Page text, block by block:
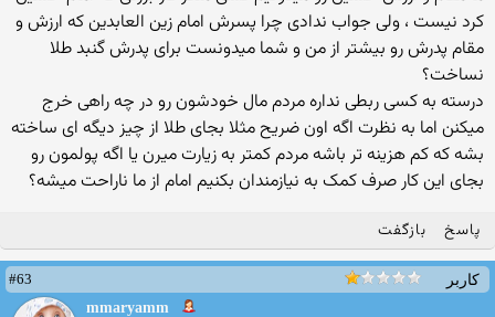
کرد نیست ، ولی جواب ندادی چرا پسرش امام زین العابدین که ارزش و
مقام پدرش رو بیشتر از من و شما میدونست برای پدرش گنبد طلا
نساخت؟
درسته به کسی ربطی نداره مردم مال خودشون رو در چه راهی خرج
میکنن اما به نظرت اگه اون ضریح مثلا بجای طلا از چیز دیگه ای ساخته
بشه که کم هزینه تر باشه مردم کمتر به زیارت میرن یا اگه پولمون رو
بجای این کار صرف کمک به نیازمندان بکنیم امام از ما ناراحت میشه؟
پاسخ بازگفت
کاربر
#63
mmaryamm